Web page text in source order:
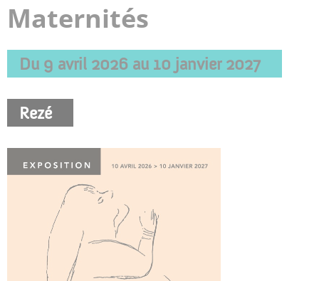
Maternités
Du 9 avril 2026 au 10 janvier 2027
Rezé